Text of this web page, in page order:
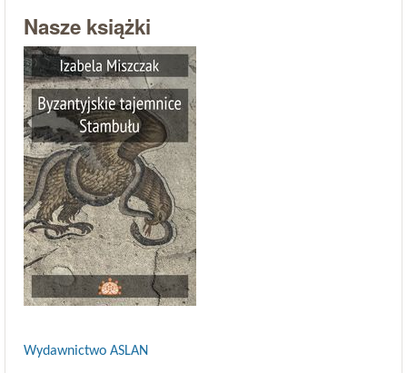
Nasze książki
Wydawnictwo ASLAN